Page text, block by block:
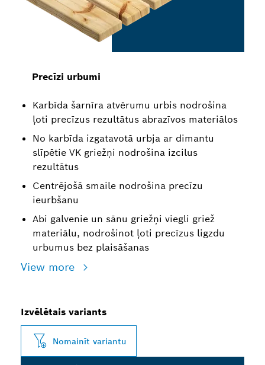
Precīzi urbumi
Karbīda šarnīra atvērumu urbis nodrošina
ļoti precīzus rezultātus abrazīvos materiālos
No karbīda izgatavotā urbja ar dimantu
slīpētie VK griežņi nodrošina izcilus
rezultātus
Centrējošā smaile nodrošina precīzu
ieurbšanu
Abi galvenie un sānu griežņi viegli griež
materiālu, nodrošinot ļoti precīzus ligzdu
urbumus bez plaisāšanas
View more
Izvēlētais variants
Nomainīt variantu